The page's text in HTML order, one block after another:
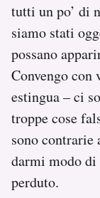
tutti un po’ di
siamo stati
possano
Convengo con
estingua – ci
troppe cose
sono
darmi modo di
perduto.